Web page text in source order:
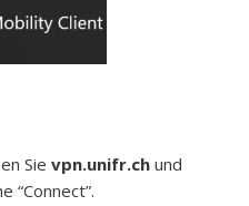
Sie vpn.unifr.ch und
“Connect”.